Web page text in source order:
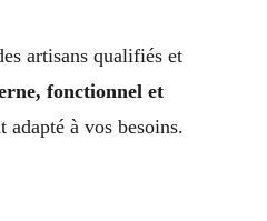
artisans qualifiés et
fonctionnel et
adapté à vos besoins.